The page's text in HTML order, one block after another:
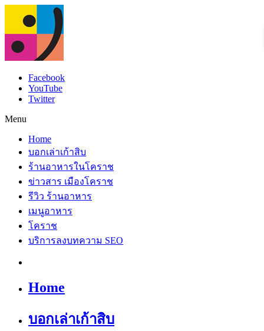
Facebook
YouTube
Twitter
Menu
Home
บอกเล่าเก้าสิบ
ร้านอาหารในโคราช
ข่าวสาร เมืองโคราช
รีวิว ร้านอาหาร
เมนูอาหาร
โคราช
บริการลงบทความ SEO
Home
บอกเล่าเก้าสิบ